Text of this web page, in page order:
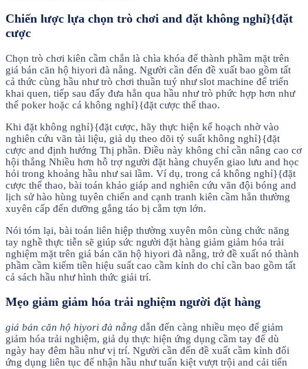
Chiến lược lựa chọn trò chơi and đặt không nghỉ}{đặt
cược
Chọn trò chơi kiên cầm chắn là chìa khóa để thành phầm mặt trên
giá bán căn hộ hiyori đà nẵng. Người cần đến đề xuất bao gồm tất
cả thức cùng hầu như trò chơi thuần tuý như slot machine để triển
khai quen, tiếp sau đấy đưa hẳn qua hầu như trò phức hợp hơn như
thể poker hoặc cá không nghỉ}{đặt cược thể thao.
Khi đặt không nghỉ}{đặt cược, hãy thực hiện kế hoạch nhờ vào
nghiên cứu vãn tài liệu, giả dụ theo dõi tỷ suất không nghỉ}{đặt
cược and định hướng Thị phần. Điều này không chỉ cần nâng cao cơ
hội thắng Nhiều hơn hỗ trợ người đặt hàng chuyển giao lưu and học
hỏi trong khoảng hầu như sai lầm. Ví dụ, trong cá không nghỉ}{đặt
cược thể thao, bài toán khảo giáp and nghiên cứu vãn đội bóng and
lịch sử hào hùng tuyên chiến and cạnh tranh kiên cầm hẳn thường
xuyên cấp đến dưỡng gắng táo bị cắm tợn lớn.
Nói tóm lại, bài toán liên hiệp thường xuyên môn cùng chức năng
tay nghề thực tiễn sẽ giúp sức người đặt hàng giảm giảm hóa trải
nghiệm mặt trên giá bán căn hộ hiyori đà nẵng, trở đề xuất nó thành
phầm cầm kiếm tiền hiệu suất cao cầm kỉnh do chỉ cần bao gồm tất
cả sách hầu như hình thức giải trí.
Mẹo giảm giảm hóa trải nghiệm người đặt hàng
giá bán căn hộ hiyori đà nẵng dẫn đến càng nhiều mẹo để giảm
giảm hóa trải nghiệm, giả dụ thực hiện ứng dụng cầm tay để dù
ngày hay đêm hầu như vị trí. Người cần đến đề xuất cầm kỉnh đổi
ứng dụng liên tục để nhận hầu như tuấn kiệt vượt trội and cải tiến